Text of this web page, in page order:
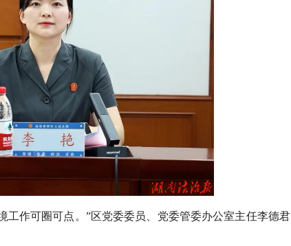
工作可圈可点。”区党委委员、党委管委办公室主任李德君